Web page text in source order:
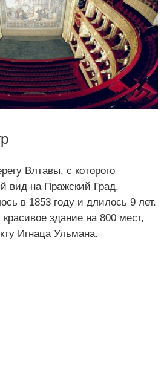
Влтавы, с которого
вид на Пражский Град.
в 1853 году и длилось 9 лет.
здание на 800 мест,
Игнаца Ульмана.